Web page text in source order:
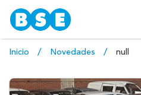
Inicio Novedades null